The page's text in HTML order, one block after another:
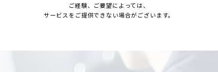
ご経験、ご要望によっては、
サービスをご提供できない場合がございます。